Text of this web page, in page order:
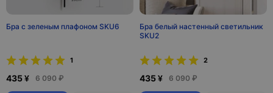
Бра с зеленым плафоном SKU6
1
435 ¥ 6 090 ₽
Бра белый настенный светильник
SKU2
2
435 ¥ 6 090 ₽